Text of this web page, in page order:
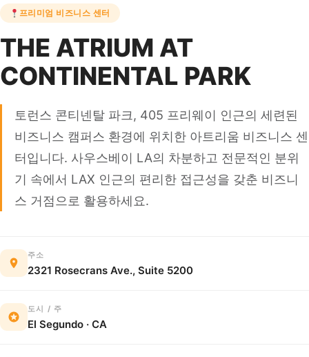
프리미엄 비즈니스 센터
THE ATRIUM AT
CONTINENTAL PARK
토런스 콘티넨탈 파크, 405 프리웨이 인근의 세련된
비즈니스 캠퍼스 환경에 위치한 아트리움 비즈니스 센
터입니다. 사우스베이 LA의 차분하고 전문적인 분위
기 속에서 LAX 인근의 편리한 접근성을 갖춘 비즈니
스 거점으로 활용하세요.
주소
2321 Rosecrans Ave., Suite 5200
도시 / 주
El Segundo · CA